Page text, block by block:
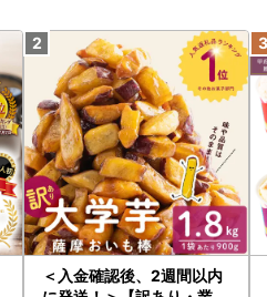
＜入金確認後、2週間以内